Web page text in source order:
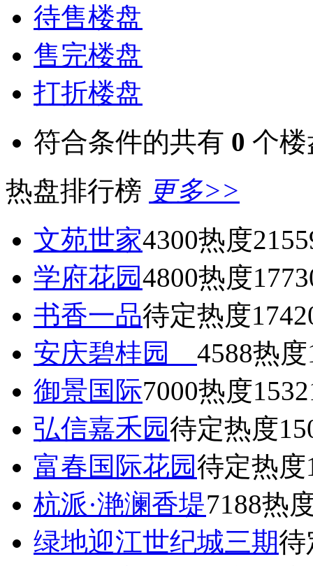
待售楼盘
售完楼盘
打折楼盘
符合条件的共有 0 个楼
热盘排行榜 更多>>
文苑世家4300热度
学府花园4800热度
书香一品待定热度
安庆碧桂园 4588热度
御景国际7000热度
弘信嘉禾园待定热度
富春国际花园待定热度
杭派·滟澜香堤7188热
绿地迎江世纪城三期待